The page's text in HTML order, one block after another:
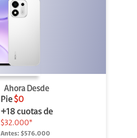
Ahora Desde
Pie $0
+18 cuotas de
$32.000*
Antes: $576.000